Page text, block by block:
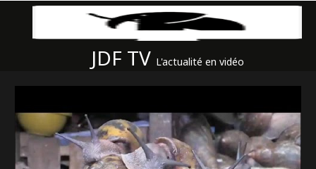
JDF TV L'actualité en vidéo